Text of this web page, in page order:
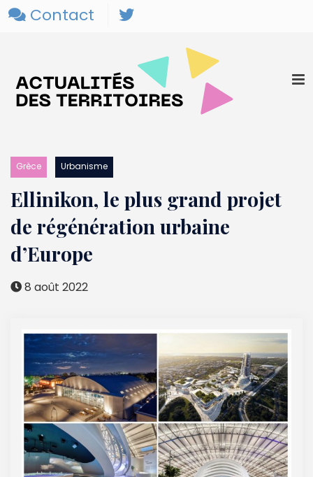
Contact
Grèce Urbanisme
Ellinikon, le plus grand projet
de régénération urbaine
d’Europe
8 août 2022